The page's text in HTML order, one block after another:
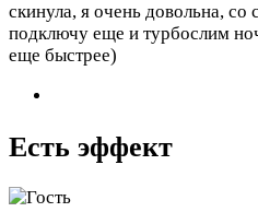
скинула, я очень довольна,
подключу еще и турбослим
еще быстрее)
Есть эффект